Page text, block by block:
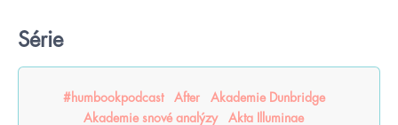
Série
#humbookpodcast After
Akademie Dunbridge
Akademie snové analýzy
Akta Illuminae